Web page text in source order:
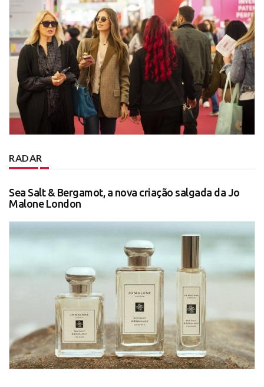
RADAR
Sea Salt & Bergamot, a nova criação salgada da Jo
Malone London